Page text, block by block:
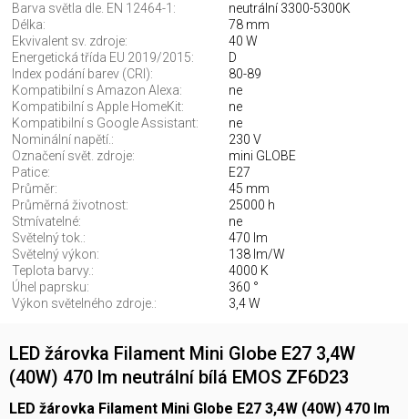
Barva světla dle. EN 12464-1:
neutrální 3300-5300K
Délka:
78 mm
Ekvivalent sv. zdroje:
40 W
Energetická třída EU 2019/2015:
D
Index podání barev (CRI):
80-89
Kompatibilní s Amazon Alexa:
ne
Kompatibilní s Apple HomeKit:
ne
Kompatibilní s Google Assistant:
ne
Nominální napětí.:
230 V
Označení svět. zdroje:
mini GLOBE
Patice:
E27
Průměr:
45 mm
Průměrná životnost:
25000 h
Stmívatelné:
ne
Světelný tok.:
470 lm
Světelný výkon:
138 lm/W
Teplota barvy.:
4000 K
Úhel paprsku:
360 °
Výkon světelného zdroje.:
3,4 W
LED žárovka Filament Mini Globe E27 3,4W
(40W) 470 lm neutrální bílá EMOS ZF6D23
LED žárovka Filament Mini Globe E27 3,4W (40W) 470 lm